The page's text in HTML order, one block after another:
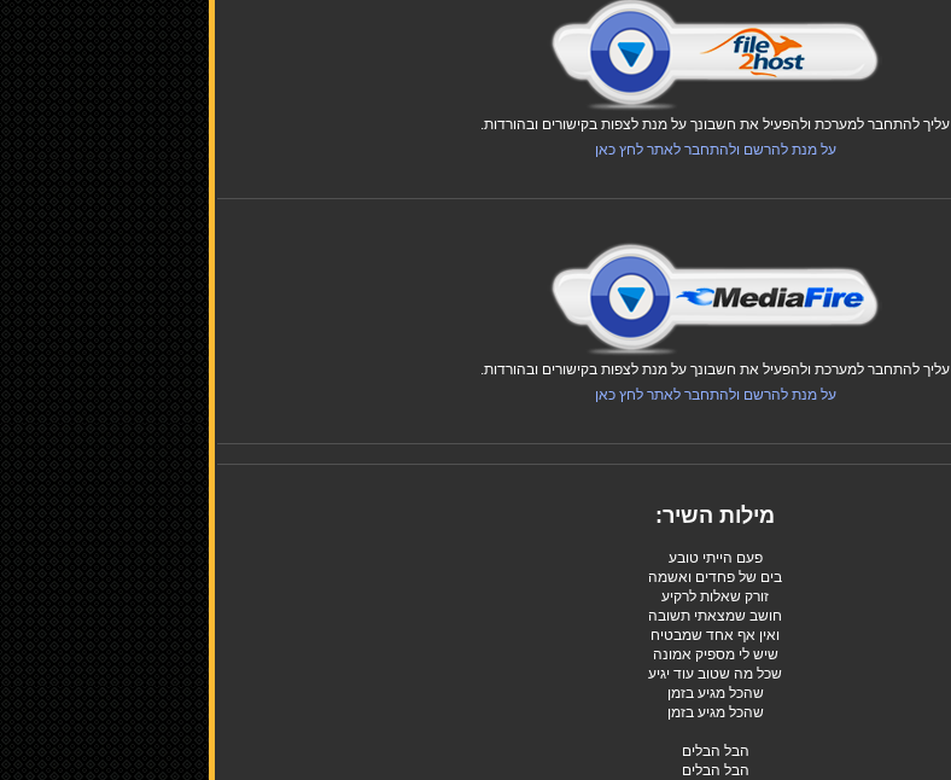
עליך להתחבר למערכת ולהפעיל את חשבונך על מנת לצפות בקישורים ובהורדות.
על מנת להרשם ולהתחבר לאתר לחץ כאן
עליך להתחבר למערכת ולהפעיל את חשבונך על מנת לצפות בקישורים ובהורדות.
על מנת להרשם ולהתחבר לאתר לחץ כאן
מילות השיר:
פעם הייתי טובע
בים של פחדים ואשמה
זורק שאלות לרקיע
חושב שמצאתי תשובה
ואין אף אחד שמבטיח
שיש לי מספיק אמונה
שכל מה שטוב עוד יגיע
שהכל מגיע בזמן
שהכל מגיע בזמן
הבל הבלים
הבל הבלים